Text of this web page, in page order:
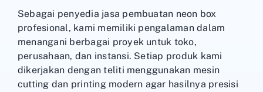
Sebagai penyedia jasa pembuatan neon box
profesional, kami memiliki pengalaman dalam
menangani berbagai proyek untuk toko,
perusahaan, dan instansi. Setiap produk kami
dikerjakan dengan teliti menggunakan mesin
cutting dan printing modern agar hasilnya presisi